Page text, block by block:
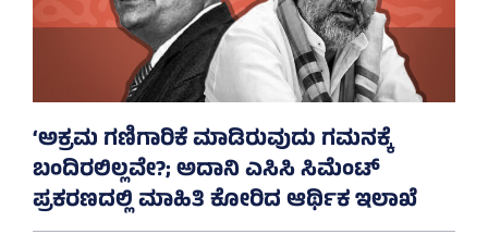
‘ಅಕ್ರಮ ಗಣಿಗಾರಿಕೆ ಮಾಡಿರುವುದು ಗಮನಕ್ಕೆ
ಬಂದಿರಲಿಲ್ಲವೇ?; ಅದಾನಿ ಎಸಿಸಿ ಸಿಮೆಂಟ್
ಪ್ರಕರಣದಲ್ಲಿ ಮಾಹಿತಿ ಕೋರಿದ ಆರ್ಥಿಕ ಇಲಾಖೆ